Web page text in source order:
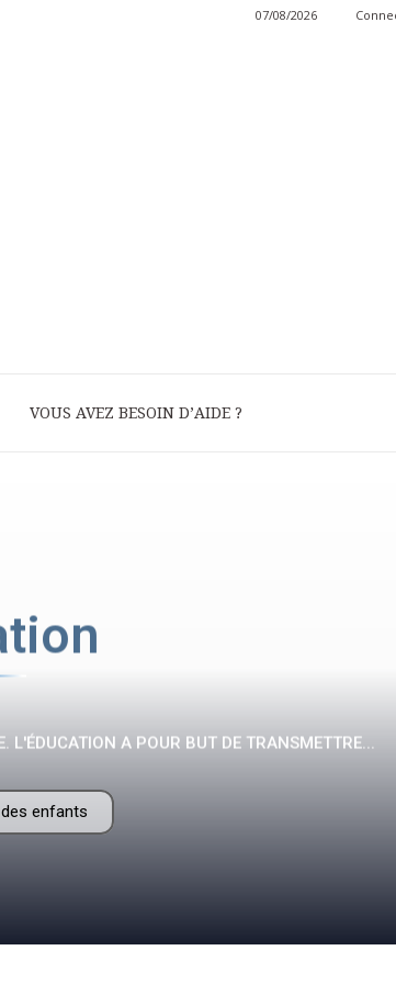
07/08/2026
VOUS AVEZ BESOIN D’AIDE ?
L'ÉDUCATION A POUR BUT DE TRANSMETTRE...
enfants